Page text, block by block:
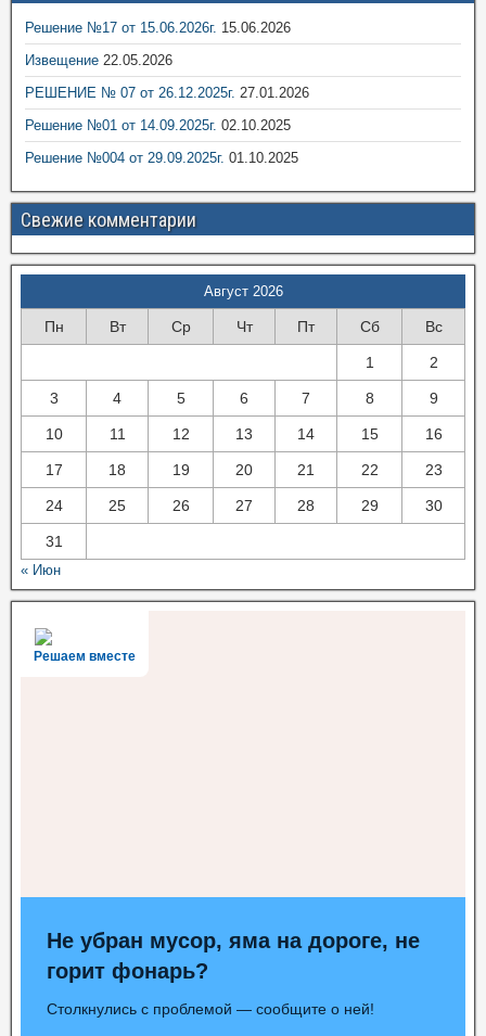
Решение №17 от 15.06.2026г. 15.06.2026
Извещение 22.05.2026
РЕШЕНИЕ № 07 от 26.12.2025г. 27.01.2026
Решение №01 от 14.09.2025г. 02.10.2025
Решение №004 от 29.09.2025г. 01.10.2025
Свежие комментарии
Август 2026
Пн Вт Ср Чт Пт Сб Вс
1 2
3 4 5 6 7 8 9
10 11 12 13 14 15 16
17 18 19 20 21 22 23
24 25 26 27 28 29 30
31
« Июн
Решаем вместе
Не убран мусор, яма на дороге, не
горит фонарь?
Столкнулись с проблемой — сообщите о ней!